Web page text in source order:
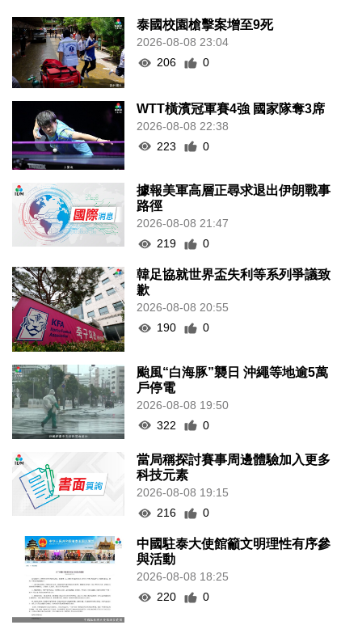
泰國校園槍擊案增至9死
2026-08-08 23:04
206
0
WTT橫濱冠軍賽4強 國家隊奪3席
2026-08-08 22:38
223
0
據報美軍高層正尋求退出伊朗戰事
路徑
2026-08-08 21:47
219
0
韓足協就世界盃失利等系列爭議致
歉
2026-08-08 20:55
190
0
颱風“白海豚”襲日 沖繩等地逾5萬
戶停電
2026-08-08 19:50
322
0
當局稱探討賽事周邊體驗加入更多
科技元素
2026-08-08 19:15
216
0
中國駐泰大使館籲文明理性有序參
與活動
2026-08-08 18:25
220
0